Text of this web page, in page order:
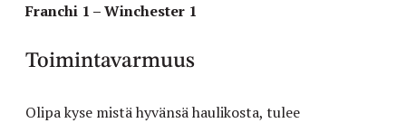
Franchi 1 – Winchester 1
Toimintavarmuus
Olipa kyse mistä hyvänsä haulikosta, tulee